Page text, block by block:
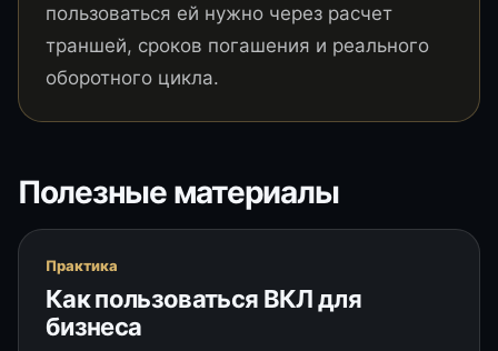
пользоваться ей нужно через расчет
траншей, сроков погашения и реального
оборотного цикла.
Полезные материалы
Практика
Как пользоваться ВКЛ для
бизнеса